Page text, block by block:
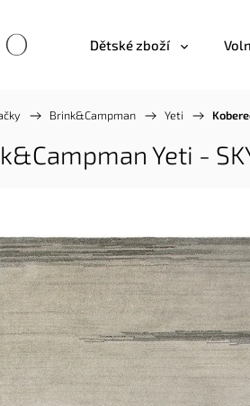
Dětské zboží
/ Brink&Campman / Yeti /
Yeti -